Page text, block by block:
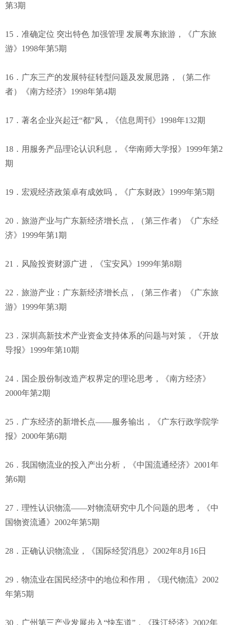
第3期
15．准确定位 突出特色 加强管理 发展粤东旅游，《广东旅
游》1998年第5期
16．广东三产的发展特征转型问题及发展思路，（第二作
者）《南方经济》1998年第4期
17．著名企业兴起迁“都”风，《信息周刊》1998年132期
18．用服务产品理论认识利息，《华南师大学报》1999年第2
期
19．宏观经济政策卓有成效吗，《广东财政》1999年第5期
20．旅游产业与广东新经济增长点，（第三作者）《广东经
济》1999年第1期
21．风险投资财源广进，《宝安风》1999年第8期
22．旅游产业：广东新经济增长点，（第三作者）《广东旅
游》1999年第3期
23．深圳高新技术产业资金支持体系的问题与对策，《开放
导报》1999年第10期
24．国企股份制改造产权界定的理论思考，《南方经济》
2000年第2期
25．广东经济的新增长点——服务输出，《广东行政学院学
报》2000年第6期
26．我国物流业的投入产出分析，《中国流通经济》2001年
第6期
27．理性认识物流——对物流研究中几个问题的思考，《中
国物资流通》2002年第5期
28．正确认识物流业，《国际经贸消息》2002年8月16日
29．物流业在国民经济中的地位和作用，《现代物流》2002
年第5期
30．广州第三产业发展步入“快车道”，《珠江经济》2002年